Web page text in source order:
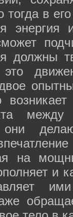
в
должны
на
и